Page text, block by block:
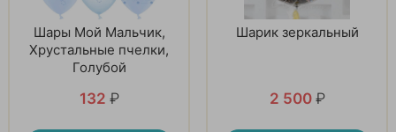
Шары Мой Мальчик,
Хрустальные пчелки,
Голубой
132 ₽
Шарик зеркальный
2 500 ₽